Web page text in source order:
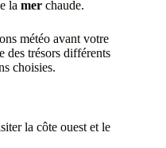
la mer chaude.
météo avant votre
des trésors différents
choisies.
la côte ouest et le